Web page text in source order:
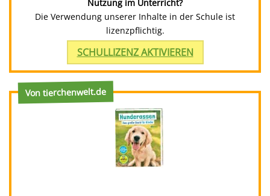
Nutzung im Unterricht?
Die Verwendung unserer Inhalte in der Schule ist
lizenzpflichtig.
SCHULLIZENZ AKTIVIEREN
Von tierchenwelt.de